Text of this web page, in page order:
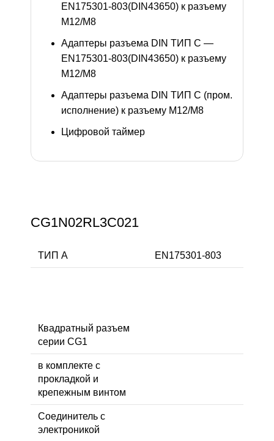
EN175301-803(DIN43650) к разъему
M12/M8
Адаптеры разъема DIN ТИП C —
EN175301-803(DIN43650) к разъему
M12/M8
Адаптеры разъема DIN ТИП C (пром.
исполнение) к разъему M12/M8
Цифровой таймер
CG1N02RL3C021
ТИП А EN175301-803
Квадратный разъем
серии CG1
в комплекте с
прокладкой и
крепежным винтом
Соединитель с
электроникой